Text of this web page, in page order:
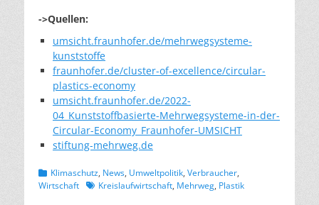
->Quellen:
umsicht.fraunhofer.de/mehrwegsysteme-
kunststoffe
fraunhofer.de/cluster-of-excellence/circular-
plastics-economy
umsicht.fraunhofer.de/2022-
04_Kunststoffbasierte-Mehrwegsysteme-in-der-
Circular-Economy_Fraunhofer-UMSICHT
stiftung-mehrweg.de
Kategorien
Klimaschutz, News, Umweltpolitik, Verbraucher,
Wirtschaft Schlagworte
Kreislaufwirtschaft, Mehrweg, Plastik